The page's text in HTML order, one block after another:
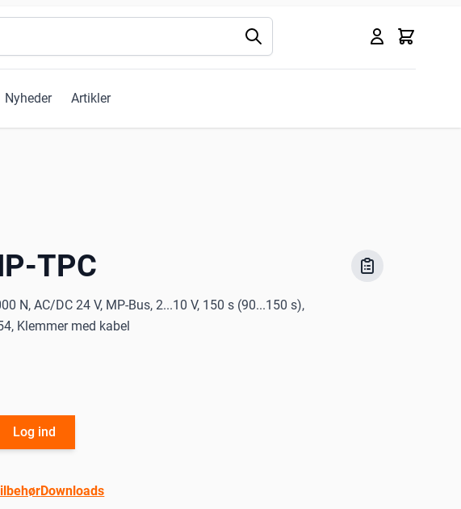
Nyheder Artikler
Kurv
TPC
N, AC/DC 24 V, MP-Bus, 2...10 V, 150 s (90...150 s),
Klemmer med kabel
Log ind
Downloads